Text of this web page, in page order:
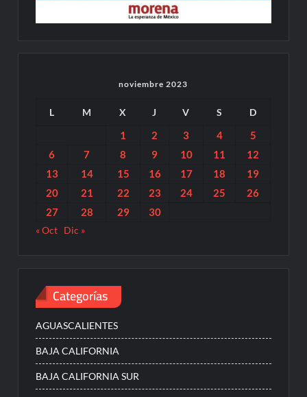
noviembre 2023
L M X J V S D
1 2 3 4
5
6
7 8 9 10 11
12
13
14 15 16 17 18
19
20
21 22 23 24 25
26
27
28 29 30
« Oct Dic »
Categorías
AGUASCALIENTES
BAJA CALIFORNIA
BAJA CALIFORNIA SUR